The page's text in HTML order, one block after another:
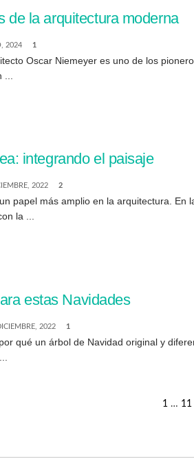
de la arquitectura moderna
2024 1
Oscar Niemeyer es uno de los
integrando el paisaje
2022 2
papel más amplio en la arquitectura.
la ...
estas Navidades
2022 1
qué un árbol de Navidad original y
1 … 11